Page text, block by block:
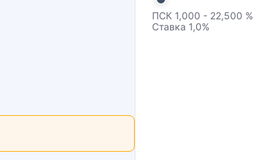
ПСК 1,000 - 22,500 %
Ставка 1,0%